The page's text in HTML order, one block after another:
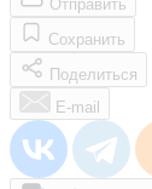
Отправить
Сохранить
Поделиться
E-mail